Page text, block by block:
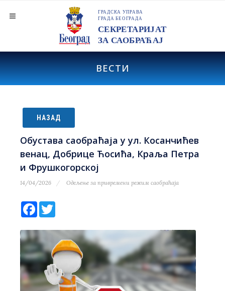
ВЕСТИ
НАЗАД
Обустава саобраћаја у ул. Косанчићев
венац, Добрице Ћосића, Краља Петра
и Фрушкогорској
14/04/2026 Одељење за привремени режим саобраћаја
Facebook